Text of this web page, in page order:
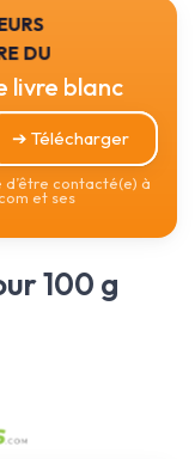
du
livre blanc
➔ Télécharger
d’être contacté(e) à
et ses
100 g